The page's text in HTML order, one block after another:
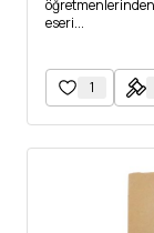
öğretmenlerinden
eseri...
1